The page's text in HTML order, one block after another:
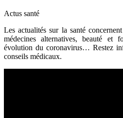
Actus santé
Les actualités sur la santé
médecines alternatives, beauté et
évolution du coronavirus… Restez
conseils médicaux.